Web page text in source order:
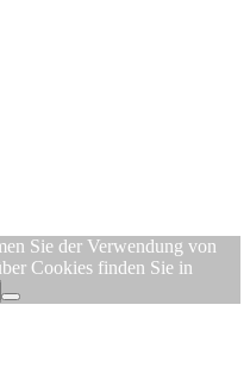
Sie der Verwendung von
Cookies finden Sie in